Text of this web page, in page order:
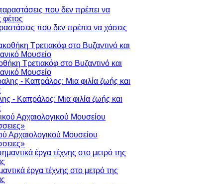
που δεν πρέπει να χάσεις
Τρετιακόφ στο Βυζαντινό και
Μουσείο
- Καπράλος: Μια φιλία ζωής και
Αρχαιολογικού Μουσείου
έργα τέχνης στο μετρό της